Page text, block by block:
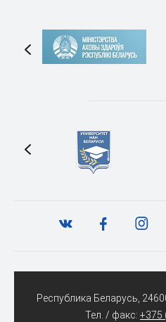
Республика Беларусь,
Тел. / факс: +375